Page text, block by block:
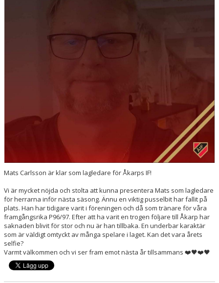
BESTÄLL VÅRA KLUBBKLÄDER
Mats Carlsson är klar som lagledare för Åkarps IF!
Vi är mycket nöjda och stolta att kunna presentera Mats som lagledare
för herrarna inför nästa säsong. Ännu en viktig pusselbit har fallit på
plats. Han har tidigare varit i föreningen och då som tränare för våra
framgångsrika P96/97. Efter att ha varit en trogen följare till Åkarp har
saknaden blivit för stor och nu är han tillbaka. En underbar karaktär
som är väldigt omtyckt av många spelare i laget. Kan det vara årets
selfie?
Varmt välkommen och vi ser fram emot nästa år tillsammans ❤️🖤❤️🖤